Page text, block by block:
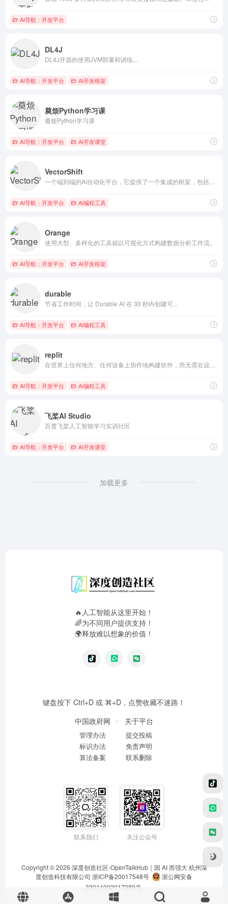
AI导航：开发平台
DL4J
DL4J开源的使用JVM部署和训练...
AI导航：开发平台 AI开发框架
奠烦Python学习课
奠烦Python学习课
AI导航：开发平台 AI开发课堂
VectorShift
AI导航：开发平台 AI编程工具
Orange
使用大型、多样化的工具箱以可视化方式构建数据分析工作流。
AI导航：开发平台 AI开发框架
durable
节省工作时间，让 Durable AI 在 30 秒内创建可...
AI导航：开发平台 AI编程工具
replit
AI导航：开发平台 AI编程工具
飞桨AI Studio
百度飞桨人工智能学习实训社区
AI导航：开发平台 AI开发课堂
加载更多
🔥人工智能从这里开始！
🌈为不同用户提供支持！
🌍释放难以想象的价值！
键盘按下 Ctrl+D 或 ⌘+D，点赞收藏不迷路！
中国政府网
管理办法
标识办法
算法备案
关于平台
提交投稿
免责声明
联系删除
联系我们 关注公众号
Copyright © 2026 深度创造社区-OpenTalkHub｜因 AI 而强大 杭州深
度创造科技有限公司 浙ICP备20017548号
浙公网安备
33011002017389号